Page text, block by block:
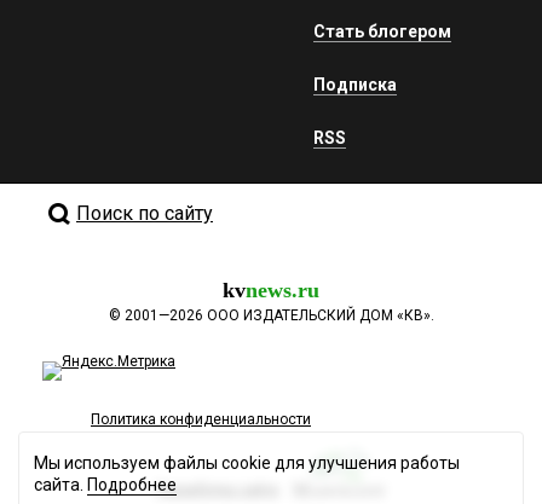
Стать блогером
Подписка
RSS
Поиск по сайту
kvnews.ru
© 2001—2026 ООО ИЗДАТЕЛЬСКИЙ ДОМ «КВ».
Политика конфиденциальности
Разработка сайта
Мы используем файлы cookie для улучшения работы
сайта. Подробнее